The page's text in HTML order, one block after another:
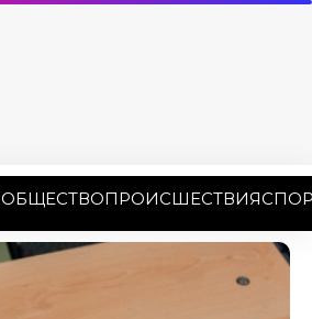
ОБЩЕСТВОПРОИСШЕСТВИЯ